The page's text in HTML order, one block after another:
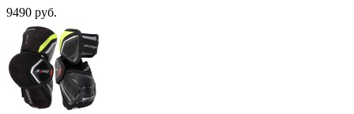
9490 руб.